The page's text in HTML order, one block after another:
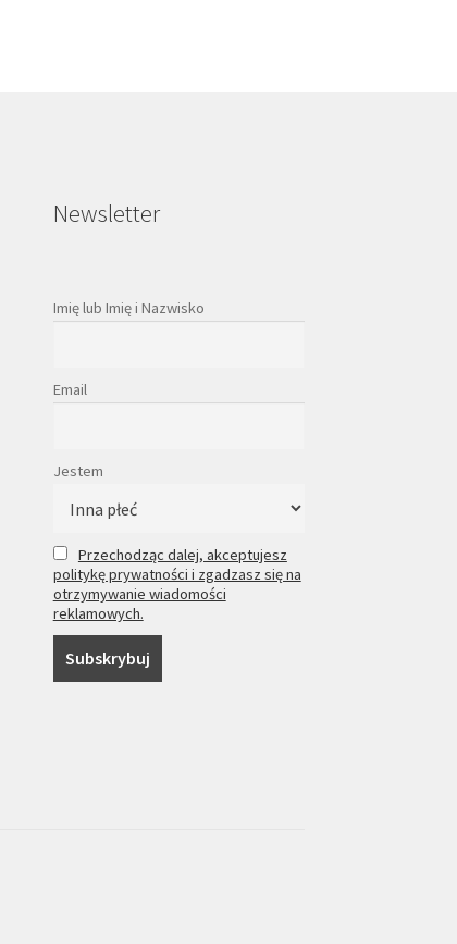
Newsletter
Imię lub Imię i Nazwisko
Email
Jestem
Przechodząc dalej, akceptujesz
politykę prywatności i zgadzasz się na
otrzymywanie wiadomości
reklamowych.